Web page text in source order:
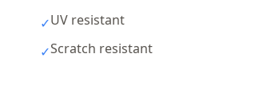
✓UV resistant
✓Scratch resistant